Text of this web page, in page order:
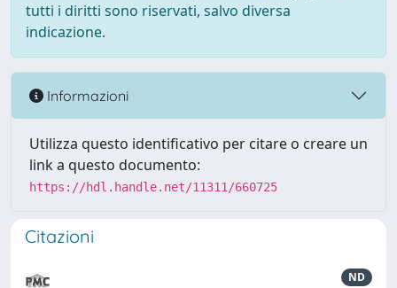
tutti i diritti sono riservati, salvo diversa
indicazione.
Informazioni
Utilizza questo identificativo per citare o creare un
link a questo documento:
https://hdl.handle.net/11311/660725
Citazioni
ND